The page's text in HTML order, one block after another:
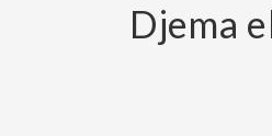
Djema